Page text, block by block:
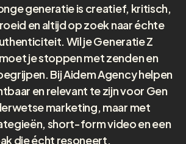
generatie is creatief, kritisch,
en altijd op zoek naar échte
Wil je Generatie Z
je stoppen met zenden en
Bij Aidem Agency helpen
en relevant te zijn voor Gen
marketing, maar met
short-form video en een
die écht resoneert.